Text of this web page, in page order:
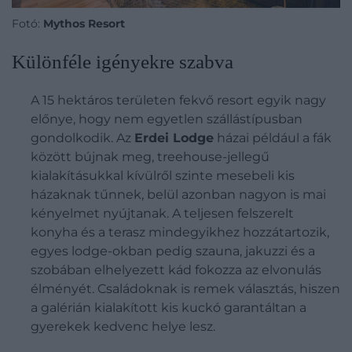
Fotó: Mythos Resort
Különféle igényekre szabva
A 15 hektáros területen fekvő resort egyik nagy
előnye, hogy nem egyetlen szállástípusban
gondolkodik. Az Erdei Lodge házai például a fák
között bújnak meg, treehouse-jellegű
kialakításukkal kívülről szinte mesebeli kis
házaknak tűnnek, belül azonban nagyon is mai
kényelmet nyújtanak. A teljesen felszerelt
konyha és a terasz mindegyikhez hozzátartozik,
egyes lodge-okban pedig szauna, jakuzzi és a
szobában elhelyezett kád fokozza az elvonulás
élményét. Családoknak is remek választás, hiszen
a galérián kialakított kis kuckó garantáltan a
gyerekek kedvenc helye lesz.